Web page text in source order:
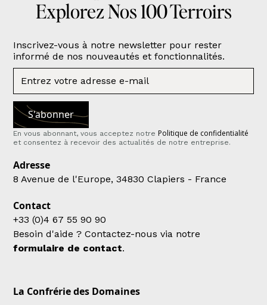
Explorez Nos 100 Terroirs
Inscrivez-vous à notre newsletter pour rester
informé de nos nouveautés et fonctionnalités.
En vous abonnant, vous acceptez notre Politique de confidentialité
et consentez à recevoir des actualités de notre entreprise.
Adresse
8 Avenue de l'Europe, 34830 Clapiers - France
Contact
+33 (0)4 67 55 90 90
Besoin d'aide ? Contactez-nous via notre
formulaire de contact.
La Confrérie des Domaines